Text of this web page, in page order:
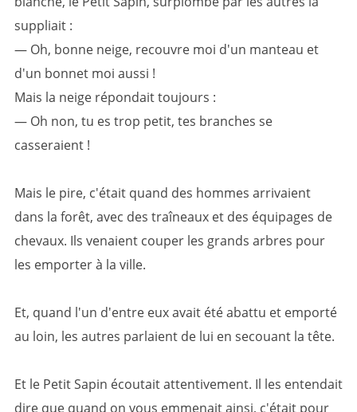
suppliait :
— Oh, bonne neige, recouvre moi d'un manteau et
d'un bonnet moi aussi !
Mais la neige répondait toujours :
— Oh non, tu es trop petit, tes branches se
casseraient !
Mais le pire, c'était quand des hommes arrivaient
dans la forêt, avec des traîneaux et des équipages de
chevaux. Ils venaient couper les grands arbres pour
les emporter à la ville.
Et, quand l'un d'entre eux avait été abattu et emporté
au loin, les autres parlaient de lui en secouant la tête.
Et le Petit Sapin écoutait attentivement. Il les entendait
dire que quand on vous emmenait ainsi, c'était pour